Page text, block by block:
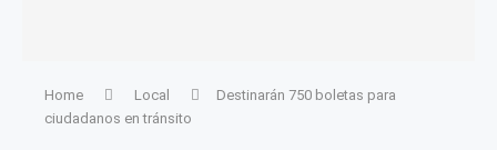
Home Local
Destinarán 750 boletas para
ciudadanos en tránsito